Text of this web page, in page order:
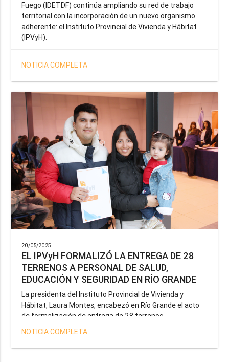
Fuego (IDETDF) continúa ampliando su red de trabajo
territorial con la incorporación de un nuevo organismo
adherente: el Instituto Provincial de Vivienda y Hábitat
(IPVyH).
NOTICIA COMPLETA
20/05/2025
EL IPVyH FORMALIZÓ LA ENTREGA DE 28
TERRENOS A PERSONAL DE SALUD,
EDUCACIÓN Y SEGURIDAD EN RÍO GRANDE
La presidenta del Instituto Provincial de Vivienda y
Hábitat, Laura Montes, encabezó en Río Grande el acto
de formalización de entrega de 28 terrenos
correspondientes a la operatoria especial anunciada por
el Gobernador Gustavo Melella, la cual tiene como
objetivo brindar una solución habitacional a docentes,
NOTICIA COMPLETA